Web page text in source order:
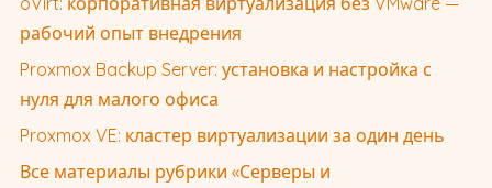
рабочий опыт внедрения
Proxmox Backup Server: установка и настройка с
нуля для малого офиса
Proxmox VE: кластер виртуализации за один день
Все материалы рубрики «Серверы и